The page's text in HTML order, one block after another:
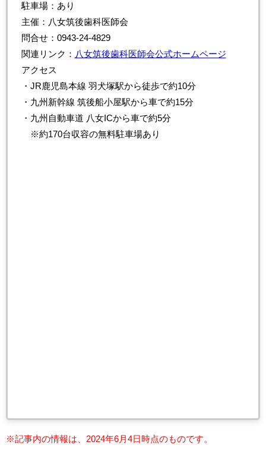
駐車場：あり
主催：八女筑後歯科医師会
問合せ：0943-24-4829
関連リンク： 八女筑後歯科医師会公式ホームページ
アクセス
・JR鹿児島本線 羽犬塚駅から徒歩で約10分
・九州新幹線 筑後船小屋駅から車で約15分
・九州自動車道 八女ICから車で約5分
※約170台収容の無料駐車場あり
※記事内の情報は、2024年6月4日時点のものです。